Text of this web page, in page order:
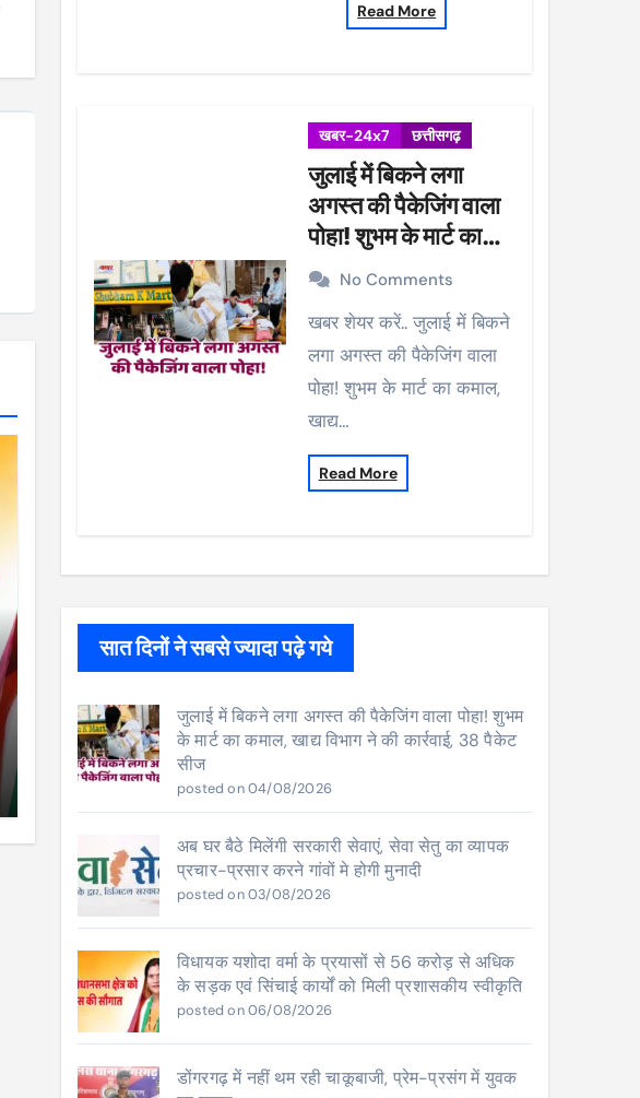
Read More
खबर-24x7 छत्तीसगढ़
जुलाई में बिकने लगा
अगस्त की पैकेजिंग वाला
पोहा! शुभम के मार्ट का
कमाल, खाद्य विभाग ने की
कार्रवाई, 38 पैकेट सीज
No Comments
खबर शेयर करें.. जुलाई में बिकने
लगा अगस्त की पैकेजिंग वाला
पोहा! शुभम के मार्ट का कमाल,
खाद्य…
Read More
सात दिनों ने सबसे ज्यादा पढ़े गये
जुलाई में बिकने लगा अगस्त की पैकेजिंग वाला पोहा! शुभम
के मार्ट का कमाल, खाद्य विभाग ने की कार्रवाई, 38 पैकेट
सीज
posted on 04/08/2026
अब घर बैठे मिलेंगी सरकारी सेवाएं, सेवा सेतु का व्यापक
प्रचार-प्रसार करने गांवों मे होगी मुनादी
posted on 03/08/2026
विधायक यशोदा वर्मा के प्रयासों से 56 करोड़ से अधिक
के सड़क एवं सिंचाई कार्यों को मिली प्रशासकीय स्वीकृति
posted on 06/08/2026
डोंगरगढ़ में नहीं थम रही चाकूबाजी, प्रेम-प्रसंग में युवक